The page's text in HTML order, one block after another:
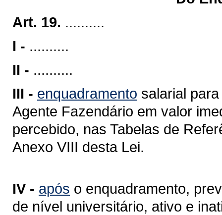
Art. 19. ..........
I - ..........
II - ..........
III - enquadramento salarial
Agente Fazendário em valor
percebido, nas Tabelas de
Anexo VIII desta Lei.
IV - após o enquadramento,
de nível universitário, ativo e